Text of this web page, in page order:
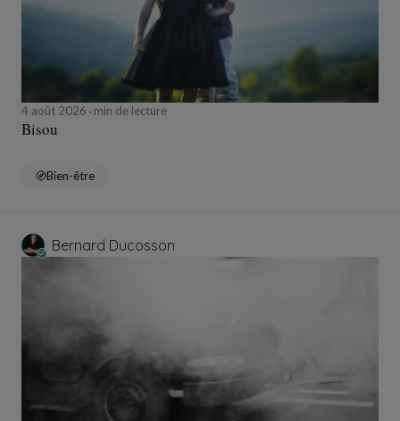
4 août 2026 min de lecture
Bisou
Bien-être
Bernard Ducosson